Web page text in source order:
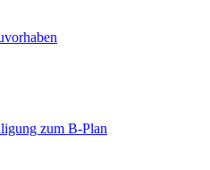
zum B-Plan